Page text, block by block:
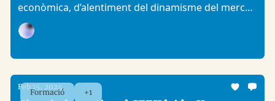
econòmica, d’alentiment del dinamisme del mercat
de treball i de disminució de les pressions
inflacionàries, la patronal creu que s’afavoreix un
Formació +1
Feb 15, 2024